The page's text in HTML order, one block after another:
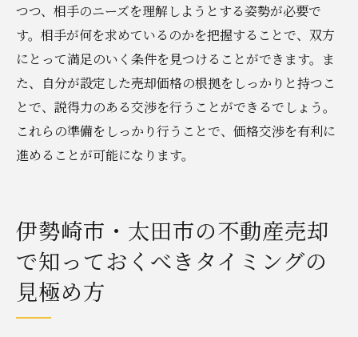
つつ、相手のニーズを理解しようとする姿勢が必要で
す。相手が何を求めているのかを把握することで、双方
にとって満足のいく条件を見つけることができます。ま
た、自分が設定した売却価格の根拠をしっかりと持つこ
とで、説得力のある交渉を行うことができるでしょう。
これらの準備をしっかり行うことで、価格交渉を有利に
進めることが可能になります。
伊勢崎市・太田市の不動産売却
で知っておくべきタイミングの
見極め方